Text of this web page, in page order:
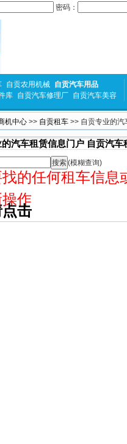
密码：
自贡农用机械 自贡汽车用品
库 自贡汽车修理厂 自贡汽车美容
机中心 >> 自贡租车 >> 自贡专业的汽
汽车租赁信息门户 自贡汽
(模糊查询)
的任何租车信息
操作
击